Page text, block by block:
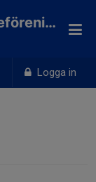
Logga in
Trollhättans Skarpskytteförening